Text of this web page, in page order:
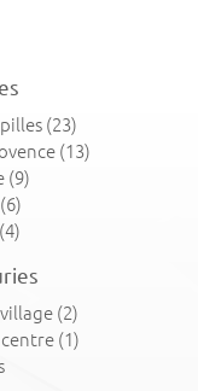
(23)
(13)
(9)
(6)
(2)
(1)